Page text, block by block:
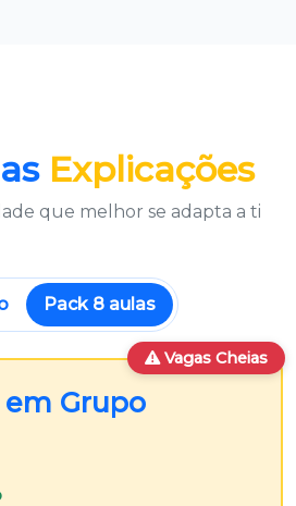
Explicações
que melhor se adapta a ti
Pack 8 aulas
Vagas Cheias
em Grupo